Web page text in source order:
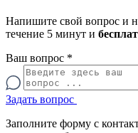
Напишите свой вопрос и
течение 5 минут и
Ваш вопрос *
Задать вопрос
Заполните форму с